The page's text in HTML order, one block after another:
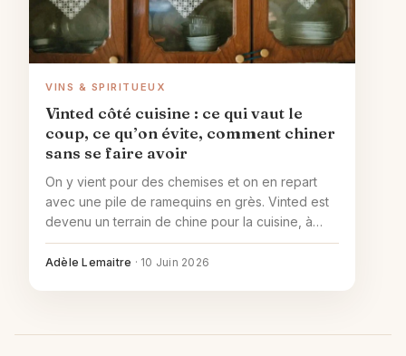
VINS & SPIRITUEUX
Vinted côté cuisine : ce qui vaut le
coup, ce qu’on évite, comment chiner
sans se faire avoir
On y vient pour des chemises et on en repart
avec une pile de ramequins en grès. Vinted est
devenu un terrain de chine pour la cuisine, à
condition de savoir lire une annonce et de
remettre proprement en service ce qu'on
Adèle Lemaitre · 10 Juin 2026